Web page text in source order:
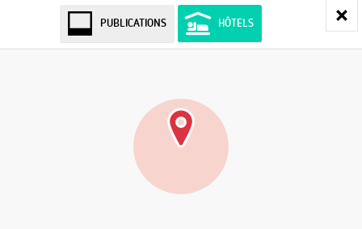
PUBLICATIONS HÔTELS